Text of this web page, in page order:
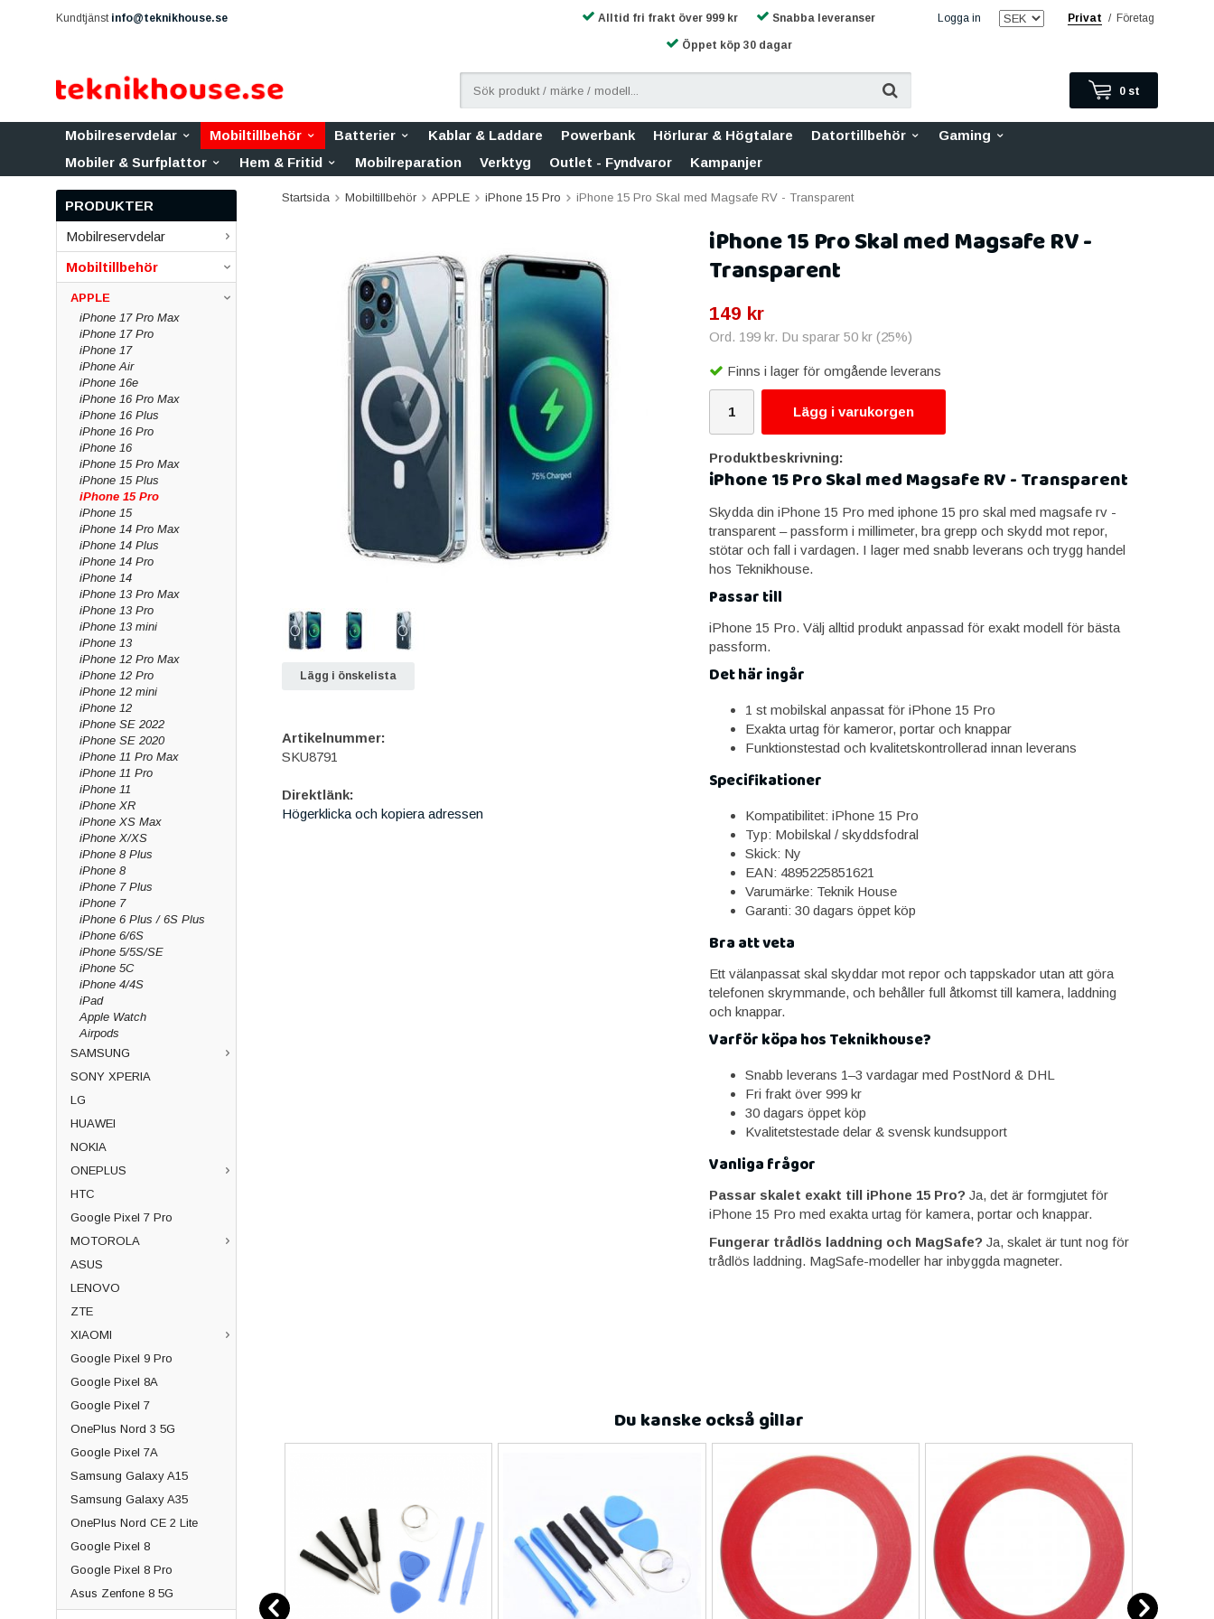
Kundtjänst info@teknikhouse.se Logga in Privat / Företag
Alltid fri frakt över 999 kr Snabba leveranser
Öppet köp 30 dagar
0 st
Mobilreservdelar Mobiltillbehör Batterier Kablar & Laddare Powerbank Hörlurar & Högtalare Datortillbehör
Gaming
Mobiler & Surfplattor
Hem & Fritid Mobilreparation Verktyg Outlet - Fyndvaror Kampanjer
PRODUKTER
Mobilreservdelar
Mobiltillbehör
APPLE
iPhone 17 Pro Max
iPhone 17 Pro
iPhone 17
iPhone Air
iPhone 16e
iPhone 16 Pro Max
iPhone 16 Plus
iPhone 16 Pro
iPhone 16
iPhone 15 Pro Max
iPhone 15 Plus
iPhone 15 Pro
iPhone 15
iPhone 14 Pro Max
iPhone 14 Plus
iPhone 14 Pro
iPhone 14
iPhone 13 Pro Max
iPhone 13 Pro
iPhone 13 mini
iPhone 13
iPhone 12 Pro Max
iPhone 12 Pro
iPhone 12 mini
iPhone 12
iPhone SE 2022
iPhone SE 2020
iPhone 11 Pro Max
iPhone 11 Pro
iPhone 11
iPhone XR
iPhone XS Max
iPhone X/XS
iPhone 8 Plus
iPhone 8
iPhone 7 Plus
iPhone 7
iPhone 6 Plus / 6S Plus
iPhone 6/6S
iPhone 5/5S/SE
iPhone 5C
iPhone 4/4S
iPad
Apple Watch
Airpods
SAMSUNG
SONY XPERIA
LG
HUAWEI
NOKIA
ONEPLUS
HTC
Google Pixel 7 Pro
MOTOROLA
ASUS
LENOVO
ZTE
XIAOMI
Google Pixel 9 Pro
Google Pixel 8A
Google Pixel 7
OnePlus Nord 3 5G
Google Pixel 7A
Samsung Galaxy A15
Samsung Galaxy A35
OnePlus Nord CE 2 Lite
Google Pixel 8
Google Pixel 8 Pro
Asus Zenfone 8 5G
Startsida Mobiltillbehör APPLE iPhone 15 Pro iPhone 15 Pro Skal med Magsafe RV - Transparent
iPhone 15 Pro Skal med Magsafe RV -
Transparent
149 kr
Ord. 199 kr. Du sparar 50 kr(25%)
Finns i lager för omgående leverans
Lägg i varukorgen
Produktbeskrivning:
iPhone 15 Pro Skal med Magsafe RV - Transparent
Skydda din iPhone 15 Pro med iphone 15 pro skal med magsafe rv -
transparent – passform i millimeter, bra grepp och skydd mot repor,
stötar och fall i vardagen. I lager med snabb leverans och trygg handel
hos Teknikhouse.
Passar till
iPhone 15 Pro. Välj alltid produkt anpassad för exakt modell för bästa
passform.
Det här ingår
1 st mobilskal anpassat för iPhone 15 Pro
Exakta urtag för kameror, portar och knappar
Funktionstestad och kvalitetskontrollerad innan leverans
Specifikationer
Kompatibilitet: iPhone 15 Pro
Typ: Mobilskal / skyddsfodral
Skick: Ny
EAN: 4895225851621
Varumärke: Teknik House
Garanti: 30 dagars öppet köp
Bra att veta
Ett välanpassat skal skyddar mot repor och tappskador utan att göra
telefonen skrymmande, och behåller full åtkomst till kamera, laddning
och knappar.
Varför köpa hos Teknikhouse?
Snabb leverans 1–3 vardagar med PostNord & DHL
Fri frakt över 999 kr
30 dagars öppet köp
Kvalitetstestade delar & svensk kundsupport
Vanliga frågor
Passar skalet exakt till iPhone 15 Pro? Ja, det är formgjutet för
iPhone 15 Pro med exakta urtag för kamera, portar och knappar.
Fungerar trådlös laddning och MagSafe? Ja, skalet är tunt nog för
trådlös laddning. MagSafe-modeller har inbyggda magneter.
Lägg i önskelista
Artikelnummer:
SKU8791
Direktlänk:
Högerklicka och kopiera adressen
Du kanske också gillar